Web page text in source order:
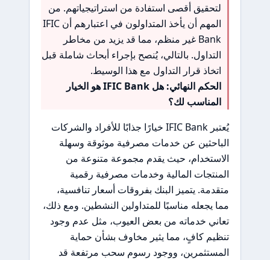
لتحقيق أقصى استفادة من استراتيجياتهم. من
المهم أن يأخذ المتداولون في اعتبارهم أن IFIC
Bank غير منظم، مما قد يزيد من مخاطر
التداول. بالتالي، يُنصح بإجراء أبحاث شاملة قبل
اتخاذ قرار التداول مع هذا الوسيط.
الحكم النهائي: هل IFIC Bank هو الخيار
المناسب لك؟
يُعتبر IFIC Bank خيارًا جذابًا للأفراد والشركات
الباحثين عن خدمات مصرفية موثوقة وسهلة
الاستخدام، حيث يقدم مجموعة متنوعة من
المنتجات المالية وخدمات مصرفية رقمية
متقدمة. يتميز البنك بفروقات أسعار تنافسية،
مما يجعله مناسبًا للمتداولين النشطين. ومع ذلك،
تعاني خدماته من بعض العيوب، مثل عدم وجود
تنظيم كافٍ، مما يثير مخاوف بشأن حماية
المستثمرين، ووجود رسوم سحب مرتفعة قد